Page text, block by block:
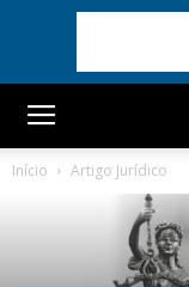
Início Artigo Jurídico